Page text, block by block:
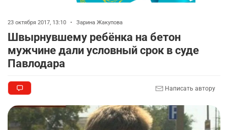
23 октября 2017, 13:10 • Зарина Жакупова
Швырнувшему ребёнка на бетон
мужчине дали условный срок в суде
Павлодара
Написать автору